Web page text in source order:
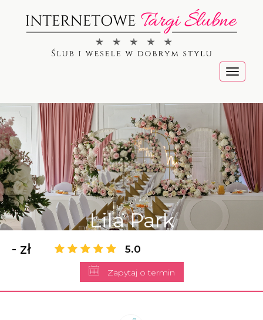
Menu
Lila Park
- zł 5.0
Zapytaj o termin